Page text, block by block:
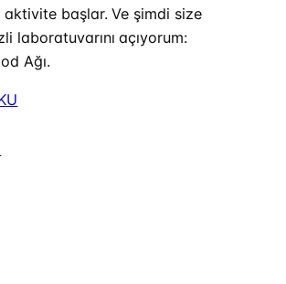
aktivite başlar. Ve şimdi size
laboratuvarını açıyorum:
Ağı.